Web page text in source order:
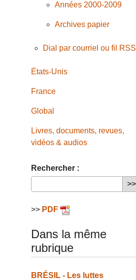
Années 2000-2009
Archives papier
Dial par courriel ou fil RSS
États-Unis
France
Global
Livres, documents, revues,
vidéos & audios
Rechercher :
>> PDF
Dans la même
rubrique
BRÉSIL - Les luttes